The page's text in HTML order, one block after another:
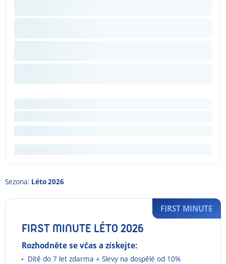
Sezona: Léto 2026
FIRST MINUTE LÉTO 2026
Rozhodněte se včas a získejte:
Dítě do 7 let zdarma + Slevy na dospělé od 10%
FIRST MINUTE